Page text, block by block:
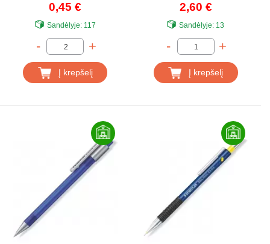
0,45 €
Sandėlyje:117
- +
Į krepšelį
2,60 €
Sandėlyje: 13
- +
Į krepšelį